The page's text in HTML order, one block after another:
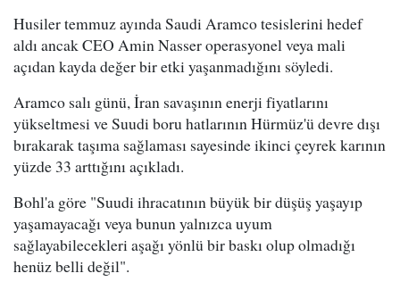
Husiler temmuz ayında Saudi Aramco tesislerini hedef
aldı ancak CEO Amin Nasser operasyonel veya mali
açıdan kayda değer bir etki yaşanmadığını söyledi.
Aramco salı günü, İran savaşının enerji fiyatlarını
yükseltmesi ve Suudi boru hatlarının Hürmüz'ü devre dışı
bırakarak taşıma sağlaması sayesinde ikinci çeyrek karının
yüzde 33 arttığını açıkladı.
Bohl'a göre "Suudi ihracatının büyük bir düşüş yaşayıp
yaşamayacağı veya bunun yalnızca uyum
sağlayabilecekleri aşağı yönlü bir baskı olup olmadığı
henüz belli değil".